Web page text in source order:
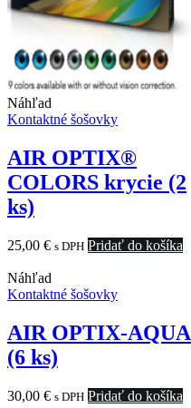
Náhľad
Kontaktné šošovky
AIR OPTIX®
COLORS krycie (2
ks)
25,00 € s DPH Pridať do košíka
Náhľad
Kontaktné šošovky
AIR OPTIX-AQUA
(6 ks)
30,00 € s DPH Pridať do košíka